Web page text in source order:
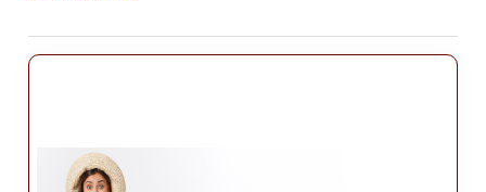
haline getiriyor. Doğuda Küçükçekmece, kuzeyde
Esenyurt, batıda Beylikdüzü ilçeleriyle komşudur.